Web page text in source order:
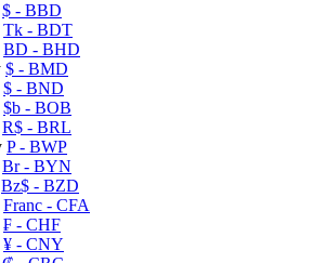
$ - BBD
Tk - BDT
BD - BHD
$ - BMD
$ - BND
$b - BOB
R$ - BRL
P- BWP
Br- BYN
Bz$ - BZD
Franc - CFA
₣ - CHF
¥ - CNY